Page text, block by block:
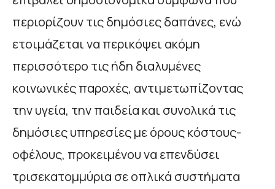
περιορίζουν τις δημόσιες δαπάνες, ενώ
ετοιμάζεται να περικόψει ακόμη
περισσότερο τις ήδη διαλυμένες
κοινωνικές παροχές, αντιμετωπίζοντας
την υγεία, την παιδεία και συνολικά τις
δημόσιες υπηρεσίες με όρους κόστους-
οφέλους, προκειμένου να επενδύσει
τρισεκατομμύρια σε οπλικά συστήματα